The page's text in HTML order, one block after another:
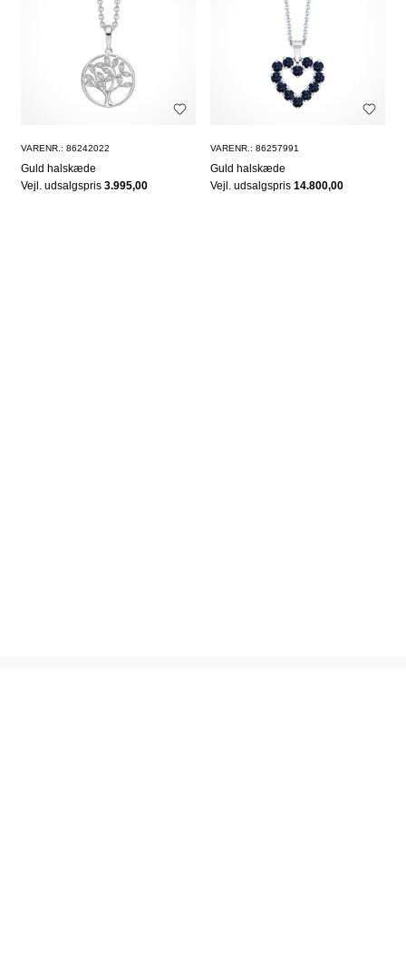
VARENR.: 86242022
Guld halskæde
Vejl. udsalgspris 3.995,00
VARENR.: 86257991
Guld halskæde
Vejl. udsalgspris14.800,00